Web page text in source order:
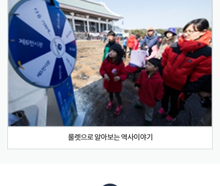
룰렛으로 알아보는 역사이야기